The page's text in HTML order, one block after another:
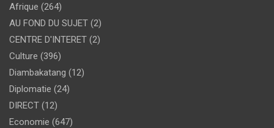
Afrique (264)
AU FOND DU SUJET (2)
CENTRE D'INTERET (2)
Culture (396)
Diambakatang (12)
Diplomatie (24)
DIRECT (12)
Economie (647)